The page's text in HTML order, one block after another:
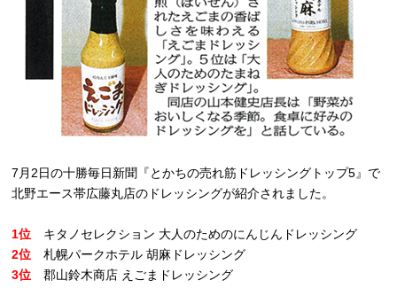
7月2日の十勝毎日新聞『とかちの売れ筋ドレッシングトップ5』で
北野エース帯広藤丸店のドレッシングが紹介されました。
1位 キタノセレクション 大人のためのにんじんドレッシング
2位 札幌パークホテル 胡麻ドレッシング
3位郡山鈴木商店 えごまドレッシング